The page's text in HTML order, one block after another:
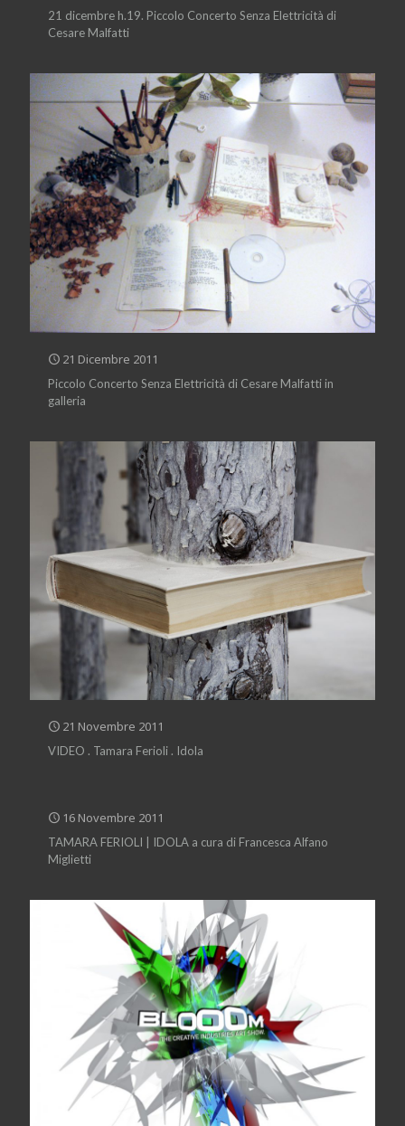
21 dicembre h.19. Piccolo Concerto Senza Elettricità di
Cesare Malfatti
21 Dicembre 2011
Piccolo Concerto Senza Elettricità di Cesare Malfatti in
galleria
21 Novembre 2011
VIDEO . Tamara Ferioli . Idola
16 Novembre 2011
TAMARA FERIOLI | IDOLA a cura di Francesca Alfano
Miglietti